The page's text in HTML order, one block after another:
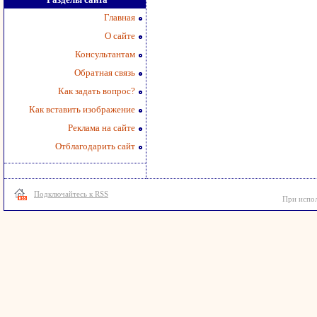
Главная
О сайте
Консультантам
Обратная связь
Как задать вопрос?
Как вставить изображение
Реклама на сайте
Отблагодарить сайт
Подключайтесь к RSS
При